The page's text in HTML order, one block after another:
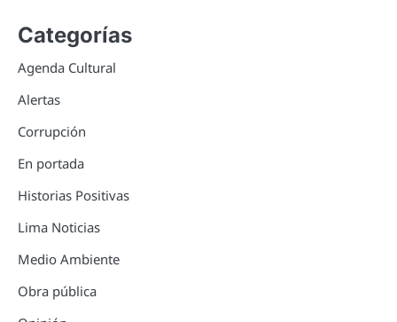
Categorías
Agenda Cultural
Alertas
Corrupción
En portada
Historias Positivas
Lima Noticias
Medio Ambiente
Obra pública